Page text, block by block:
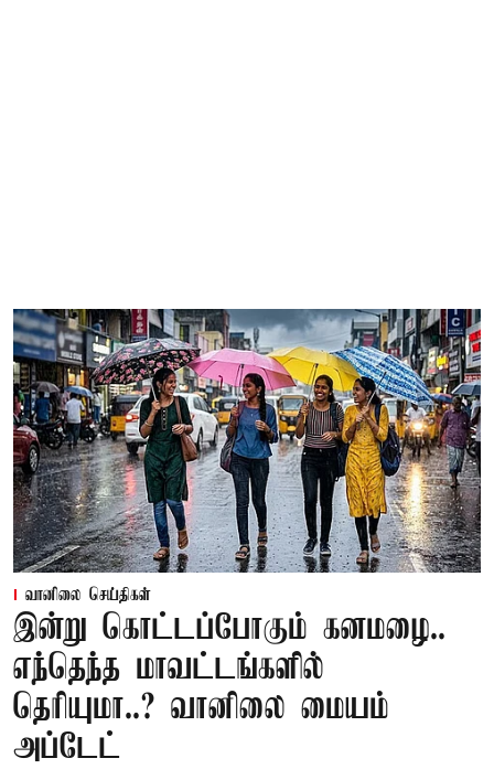
வானிலை செய்திகள்
இன்று கொட்டப்போகும் கனமழை..
எந்தெந்த மாவட்டங்களில்
தெரியுமா..? வானிலை மையம்
அப்டேட்